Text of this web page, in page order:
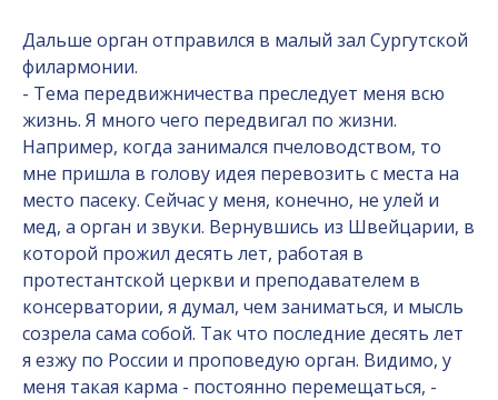
Дальше орган отправился в малый зал Сургутской
филармонии.
- Тема передвижничества преследует меня всю
жизнь. Я много чего передвигал по жизни.
Например, когда занимался пчеловодством, то
мне пришла в голову идея перевозить с места на
место пасеку. Сейчас у меня, конечно, не улей и
мед, а орган и звуки. Вернувшись из Швейцарии, в
которой прожил десять лет, работая в
протестантской церкви и преподавателем в
консерватории, я думал, чем заниматься, и мысль
созрела сама собой. Так что последние десять лет
я езжу по России и проповедую орган. Видимо, у
меня такая карма - постоянно перемещаться, -